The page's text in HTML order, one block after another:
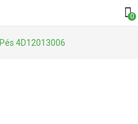
0
Pés 4D12013006